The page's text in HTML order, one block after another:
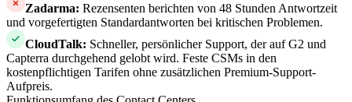
Zadarma: Rezensenten berichten von 48 Stunden Antwortzeit
und vorgefertigten Standardantworten bei kritischen Problemen.
CloudTalk: Schneller, persönlicher Support, der auf G2 und
Capterra durchgehend gelobt wird. Feste CSMs in den
kostenpflichtigen Tarifen ohne zusätzlichen Premium-Support-
Aufpreis.